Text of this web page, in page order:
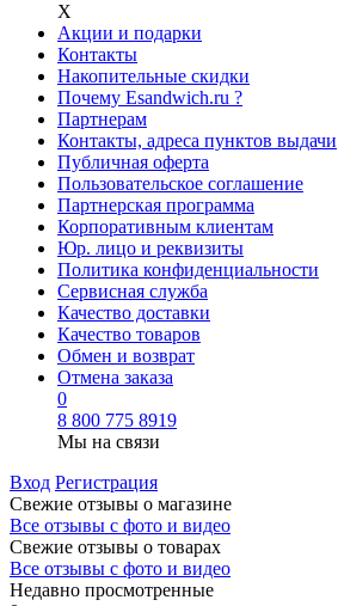
Х
Акции и подарки
Контакты
Накопительные скидки
Почему Esandwich.ru ?
Партнерам
Контакты, адреса пунктов выдачи
Публичная оферта
Пользовательское соглашение
Партнерская программа
Корпоративным клиентам
Юр. лицо и реквизиты
Политика конфиденциальности
Сервисная служба
Качество доставки
Качество товаров
Обмен и возврат
Отмена заказа
0
8 800 775 8919
Мы на связи
Вход Регистрация
Свежие отзывы о магазине
Все отзывы с фото и видео
Свежие отзывы о товарах
Все отзывы c фото и видео
Недавно просмотренные